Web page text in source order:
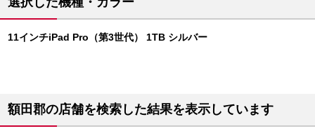
11インチiPad Pro（第3世代） 1TB シルバー
額田郡の店舗を検索した結果を表示しています